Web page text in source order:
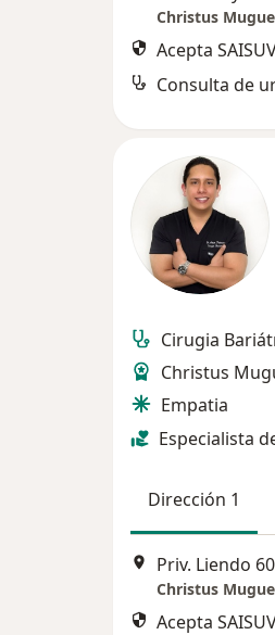
Acepta
Consulta de
Cirugia
Christus
Empatia
Especialista
Dirección 1
Priv. Liendo
Christus
Acepta